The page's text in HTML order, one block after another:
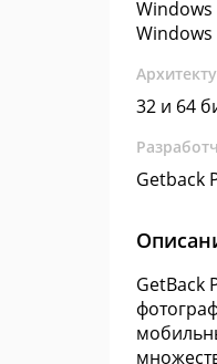
Windows
Windows
32 и 64
Getback
GetBack